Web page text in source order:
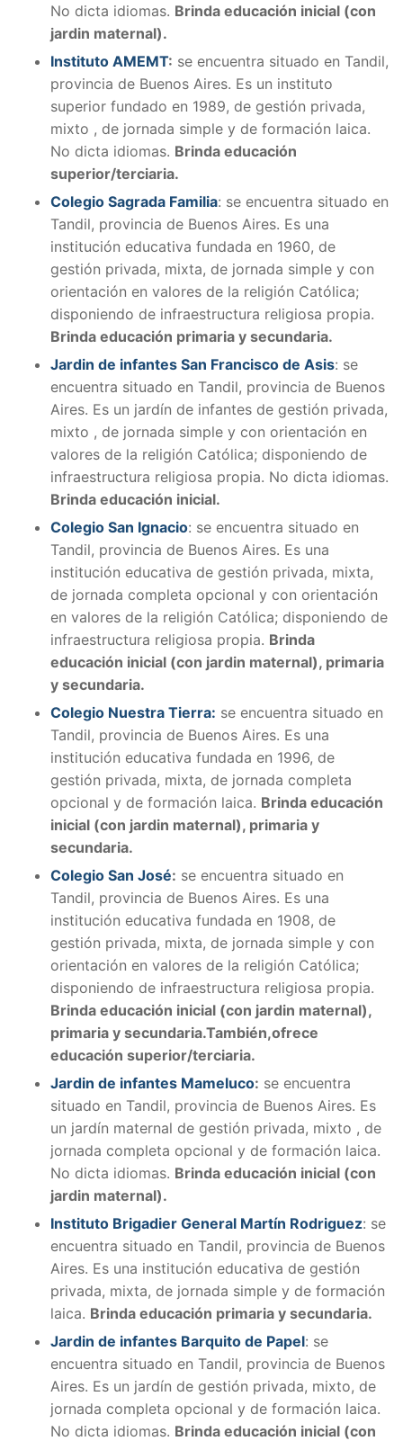
No dicta idiomas. Brinda educación inicial (con
jardin maternal).
Instituto AMEMT: se encuentra situado en Tandil,
provincia de Buenos Aires. Es un instituto
superior fundado en 1989, de gestión privada,
mixto , de jornada simple y de formación laica.
No dicta idiomas. Brinda educación
superior/terciaria.
Colegio Sagrada Familia: se encuentra situado en
Tandil, provincia de Buenos Aires. Es una
institución educativa fundada en 1960, de
gestión privada, mixta, de jornada simple y con
orientación en valores de la religión Católica;
disponiendo de infraestructura religiosa propia.
Brinda educación primaria y secundaria.
Jardin de infantes San Francisco de Asis: se
encuentra situado en Tandil, provincia de Buenos
Aires. Es un jardín de infantes de gestión privada,
mixto , de jornada simple y con orientación en
valores de la religión Católica; disponiendo de
infraestructura religiosa propia. No dicta idiomas.
Brinda educación inicial.
Colegio San Ignacio: se encuentra situado en
Tandil, provincia de Buenos Aires. Es una
institución educativa de gestión privada, mixta,
de jornada completa opcional y con orientación
en valores de la religión Católica; disponiendo de
infraestructura religiosa propia. Brinda
educación inicial (con jardin maternal), primaria
y secundaria.
Colegio Nuestra Tierra: se encuentra situado en
Tandil, provincia de Buenos Aires. Es una
institución educativa fundada en 1996, de
gestión privada, mixta, de jornada completa
opcional y de formación laica. Brinda educación
inicial (con jardin maternal), primaria y
secundaria.
Colegio San José: se encuentra situado en
Tandil, provincia de Buenos Aires. Es una
institución educativa fundada en 1908, de
gestión privada, mixta, de jornada simple y con
orientación en valores de la religión Católica;
disponiendo de infraestructura religiosa propia.
Brinda educación inicial (con jardin maternal),
primaria y secundaria.También,ofrece
educación superior/terciaria.
Jardin de infantes Mameluco: se encuentra
situado en Tandil, provincia de Buenos Aires. Es
un jardín maternal de gestión privada, mixto , de
jornada completa opcional y de formación laica.
No dicta idiomas. Brinda educación inicial (con
jardin maternal).
Instituto Brigadier General Martín Rodriguez: se
encuentra situado en Tandil, provincia de Buenos
Aires. Es una institución educativa de gestión
privada, mixta, de jornada simple y de formación
laica. Brinda educación primaria y secundaria.
Jardin de infantes Barquito de Papel: se
encuentra situado en Tandil, provincia de Buenos
Aires. Es un jardín de gestión privada, mixto, de
jornada completa opcional y de formación laica.
No dicta idiomas. Brinda educación inicial (con